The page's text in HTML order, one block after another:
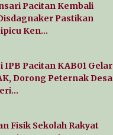
Pacitan Kembali
Pastikan
Ken…
IPB Pacitan KAB01 Gelar
Dorong Peternak Desa
Fisik Sekolah Rakyat